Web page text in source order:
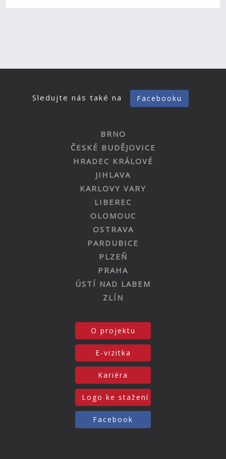
Sledujte nás také na Facebooku
BRNO
ČESKÉ BUDĚJOVICE
HRADEC KRÁLOVÉ
JIHLAVA
KARLOVY VARY
LIBEREC
OLOMOUC
OSTRAVA
PARDUBICE
PLZEŇ
PRAHA
ÚSTÍ NAD LABEM
ZLÍN
O projektu
E-vizitka
Kariéra
Logo ke stažení
Facebook